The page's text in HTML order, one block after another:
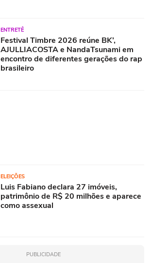
ENTRETÊ
Festival Timbre 2026 reúne BK’,
AJULLIACOSTA e NandaTsunami em
encontro de diferentes gerações do rap
brasileiro
ELEIÇÕES
Luis Fabiano declara 27 imóveis,
patrimônio de R$ 20 milhões e aparece
como assexual
PUBLICIDADE